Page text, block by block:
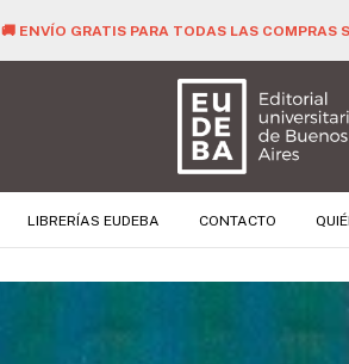
🚚 ENVÍO GRATIS PARA TODAS LAS COMPRAS
LIBRERÍAS EUDEBA CONTACTO